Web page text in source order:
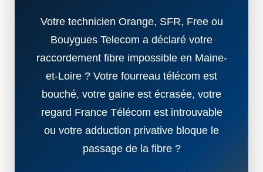
Votre technicien Orange, SFR, Free ou
Bouygues Telecom a déclaré votre
raccordement fibre impossible en Maine-
et-Loire ? Votre fourreau télécom est
bouché, votre gaine est écrasée, votre
regard France Télécom est introuvable
ou votre adduction privative bloque le
passage de la fibre ?